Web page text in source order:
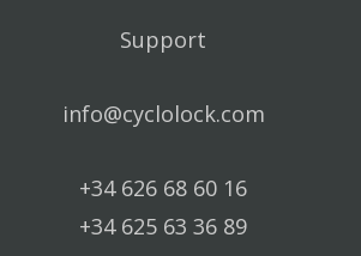
Support
info@cyclolock.com
+34 626 68 60 16
+34 625 63 36 89